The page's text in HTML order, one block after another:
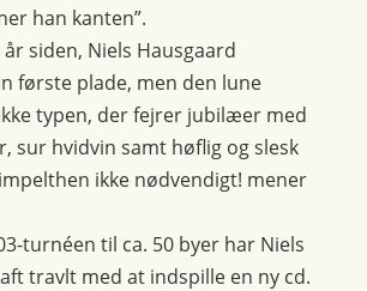
han kanten”.
siden, Niels Hausgaard
første plade, men den lune
typen, der fejrer jubilæer med
sur hvidvin samt høflig og slesk
ikke nødvendigt! mener
turnéen til ca. 50 byer har Niels
travlt med at indspille en ny cd.